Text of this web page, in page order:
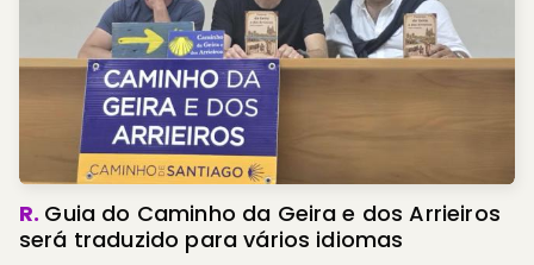
R. Guia do Caminho da Geira e dos Arrieiros
será traduzido para vários idiomas